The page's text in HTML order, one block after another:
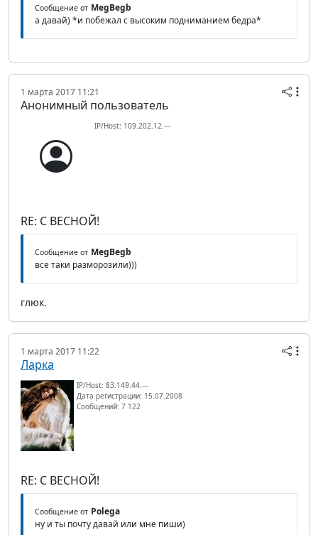
Сообщение от MegBegb
а давай) *и побежал с высоким подниманием бедра*
1 марта 2017 11:21
Анонимный пользователь
IP/Host: 109.202.12.---
RE: С ВЕСНОЙ!
Сообщение от MegBegb
все таки разморозили)))
глюк.
1 марта 2017 11:22
Ларка
IP/Host: 83.149.44.---
Дата регистрации: 15.07.2008
Сообщений: 7 122
RE: С ВЕСНОЙ!
Сообщение от Polega
ну и ты почту давай или мне пиши)